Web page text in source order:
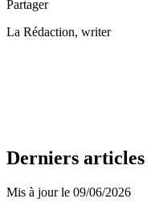
Partager
La Rédaction, writer
Derniers articles
Mis à jour le 09/06/2026